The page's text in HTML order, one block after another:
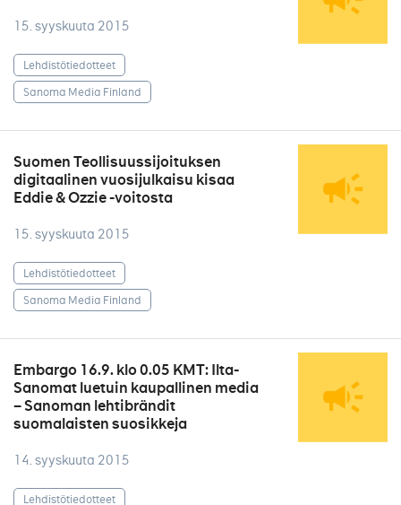
15. syyskuuta 2015
Lehdistötiedotteet
Sanoma Media Finland
Suomen Teollisuussijoituksen
digitaalinen vuosijulkaisu kisaa
Eddie & Ozzie -voitosta
15. syyskuuta 2015
Lehdistötiedotteet
Sanoma Media Finland
Embargo 16.9. klo 0.05 KMT: Ilta-
Sanomat luetuin kaupallinen media
– Sanoman lehtibrändit
suomalaisten suosikkeja
14. syyskuuta 2015
Lehdistötiedotteet